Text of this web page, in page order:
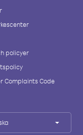
policyer
Complaints Code